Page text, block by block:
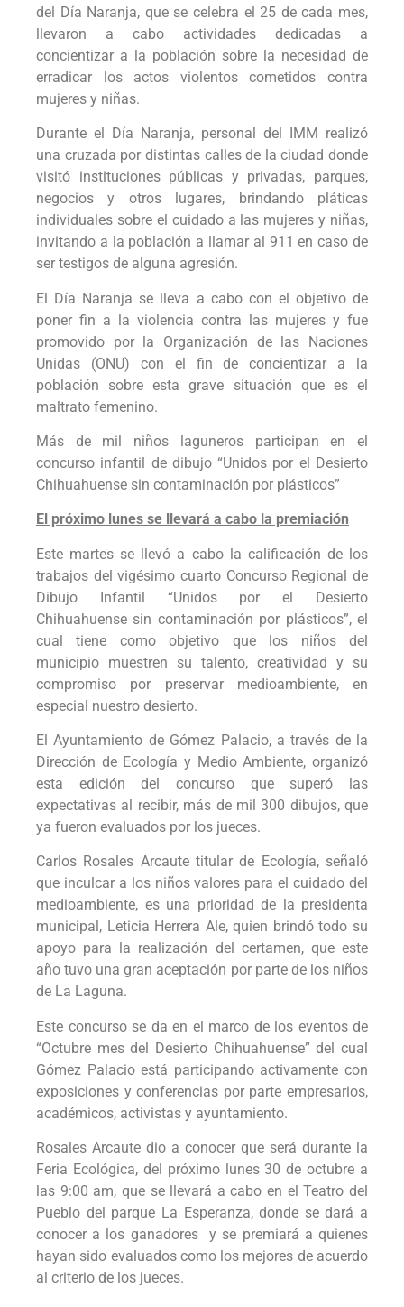
del Día Naranja, que se celebra el 25 de cada mes,
llevaron a cabo actividades dedicadas a
concientizar a la población sobre la necesidad de
erradicar los actos violentos cometidos contra
mujeres y niñas.
Durante el Día Naranja, personal del IMM realizó
una cruzada por distintas calles de la ciudad donde
visitó instituciones públicas y privadas, parques,
negocios y otros lugares, brindando pláticas
individuales sobre el cuidado a las mujeres y niñas,
invitando a la población a llamar al 911 en caso de
ser testigos de alguna agresión.
El Día Naranja se lleva a cabo con el objetivo de
poner fin a la violencia contra las mujeres y fue
promovido por la Organización de las Naciones
Unidas (ONU) con el fin de concientizar a la
población sobre esta grave situación que es el
maltrato femenino.
Más de mil niños laguneros participan en el
concurso infantil de dibujo “Unidos por el Desierto
Chihuahuense sin contaminación por plásticos”
El próximo lunes se llevará a cabo la premiación
Este martes se llevó a cabo la calificación de los
trabajos del vigésimo cuarto Concurso Regional de
Dibujo Infantil “Unidos por el Desierto
Chihuahuense sin contaminación por plásticos”, el
cual tiene como objetivo que los niños del
municipio muestren su talento, creatividad y su
compromiso por preservar medioambiente, en
especial nuestro desierto.
El Ayuntamiento de Gómez Palacio, a través de la
Dirección de Ecología y Medio Ambiente, organizó
esta edición del concurso que superó las
expectativas al recibir, más de mil 300 dibujos, que
ya fueron evaluados por los jueces.
Carlos Rosales Arcaute titular de Ecología, señaló
que inculcar a los niños valores para el cuidado del
medioambiente, es una prioridad de la presidenta
municipal, Leticia Herrera Ale, quien brindó todo su
apoyo para la realización del certamen, que este
año tuvo una gran aceptación por parte de los niños
de La Laguna.
Este concurso se da en el marco de los eventos de
“Octubre mes del Desierto Chihuahuense” del cual
Gómez Palacio está participando activamente con
exposiciones y conferencias por parte empresarios,
académicos, activistas y ayuntamiento.
Rosales Arcaute dio a conocer que será durante la
Feria Ecológica, del próximo lunes 30 de octubre a
las 9:00 am, que se llevará a cabo en el Teatro del
Pueblo del parque La Esperanza, donde se dará a
conocer a los ganadores y se premiará a quienes
hayan sido evaluados como los mejores de acuerdo
al criterio de los jueces.